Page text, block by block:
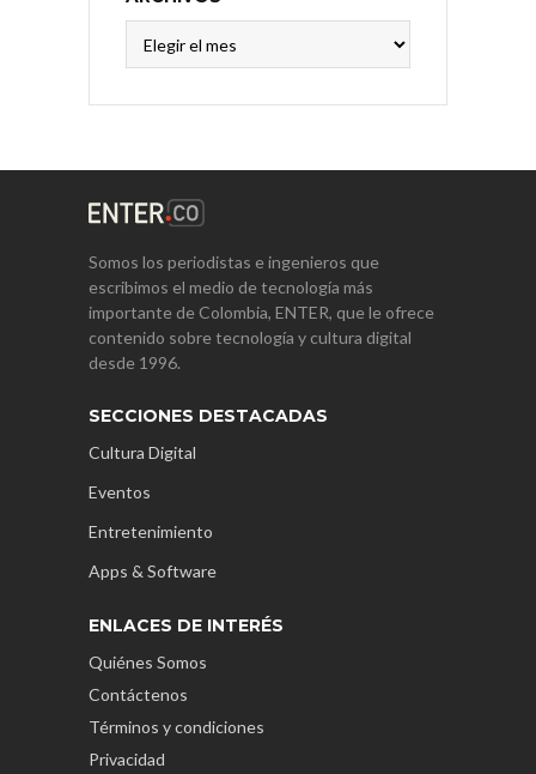
Somos los periodistas e ingenieros que
escribimos el medio de tecnología más
importante de Colombia, ENTER, que le ofrece
contenido sobre tecnología y cultura digital
desde 1996.
SECCIONES DESTACADAS
Cultura Digital
Eventos
Entretenimiento
Apps & Software
ENLACES DE INTERÉS
Quiénes Somos
Contáctenos
Términos y condiciones
Privacidad